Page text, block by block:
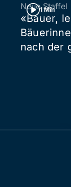
1 Min
Neue Staffel
«Bauer,
nach der